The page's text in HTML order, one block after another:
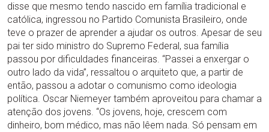
disse que mesmo tendo nascido em família tradicional e
católica, ingressou no Partido Comunista Brasileiro, onde
teve o prazer de aprender a ajudar os outros. Apesar de seu
pai ter sido ministro do Supremo Federal, sua família
passou por dificuldades financeiras. “Passei a enxergar o
outro lado da vida”, ressaltou o arquiteto que, a partir de
então, passou a adotar o comunismo como ideologia
política. Oscar Niemeyer também aproveitou para chamar a
atenção dos jovens. “Os jovens, hoje, crescem com
dinheiro, bom médico, mas não lêem nada. Só pensam em